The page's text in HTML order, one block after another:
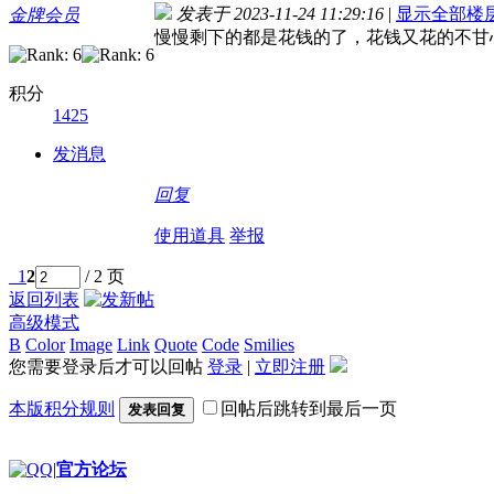
金牌会员
积分
1425
发消息
发表于 2023-11-24 11:29:16 | 显示全部楼
慢慢剩下的都是花钱的了，花钱又花的不甘
回复
使用道具 举报
12
/ 2 页
返回列表
高级模式
B Color Image Link Quote Code Smilies
您需要登录后才可以回帖 登录 | 立即注册
本版积分规则 发表回复 回帖后跳转到最后一页
|官方论坛